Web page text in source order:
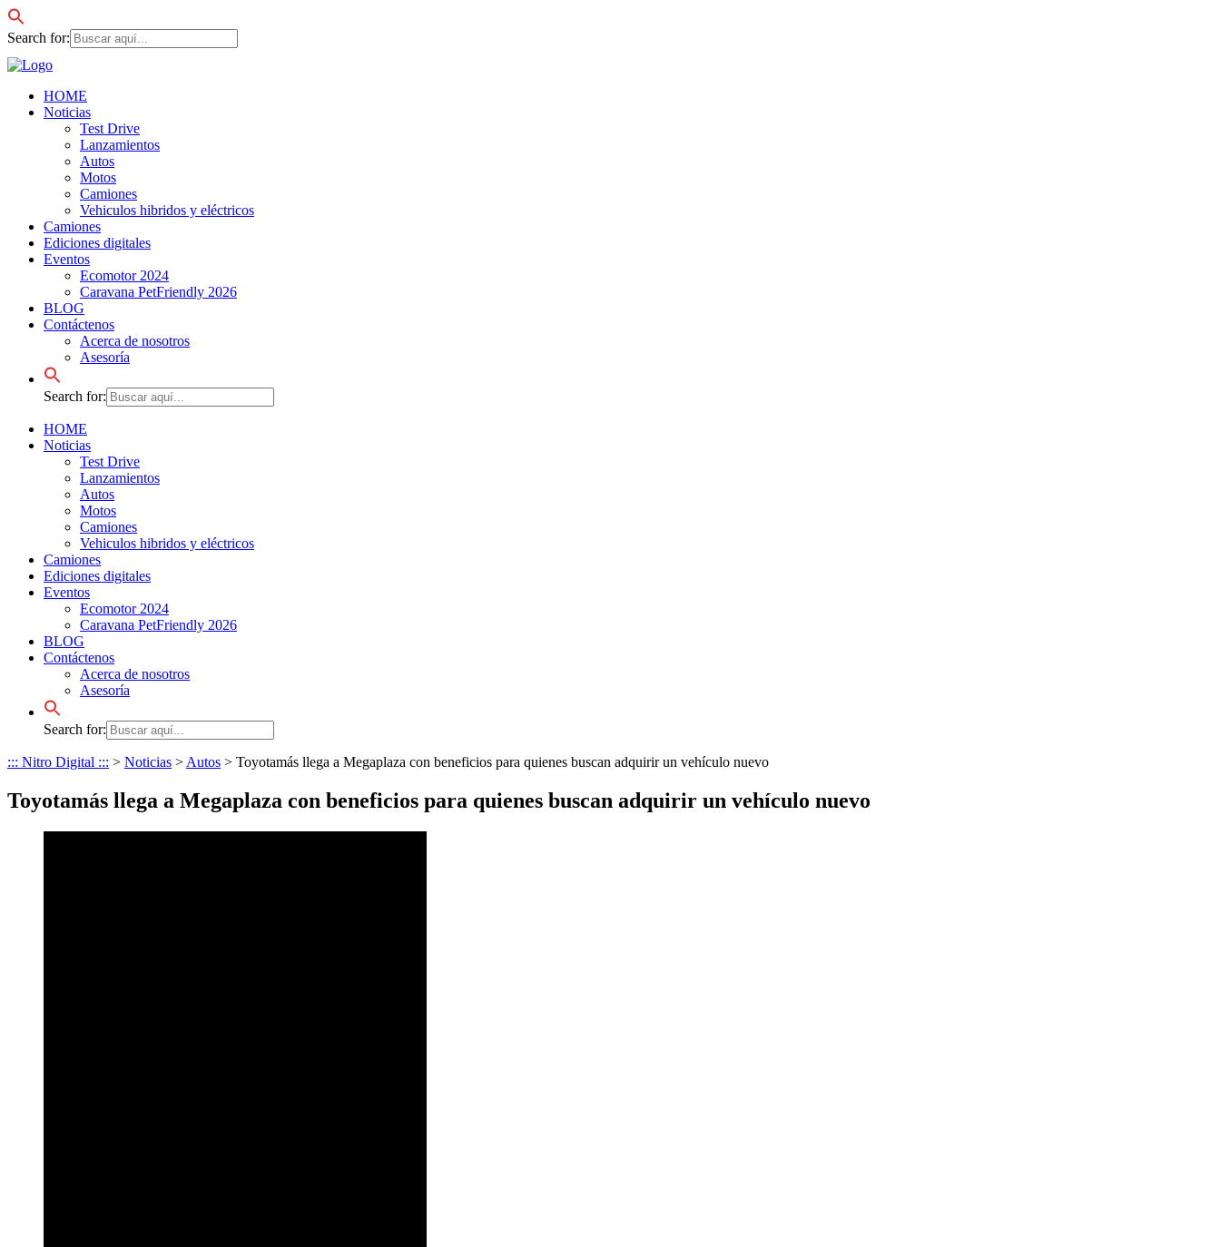
Search for:
HOME
Noticias
Test Drive
Lanzamientos
Autos
Motos
Camiones
Vehiculos hibridos y eléctricos
Camiones
Ediciones digitales
Eventos
Ecomotor 2024
Caravana PetFriendly 2026
BLOG
Contáctenos
Acerca de nosotros
Asesoría
Search for:
HOME
Noticias
Test Drive
Lanzamientos
Autos
Motos
Camiones
Vehiculos hibridos y eléctricos
Camiones
Ediciones digitales
Eventos
Ecomotor 2024
Caravana PetFriendly 2026
BLOG
Contáctenos
Acerca de nosotros
Asesoría
Search for:
::: Nitro Digital ::: > Noticias > Autos > Toyotamás llega a Megaplaza con beneficios para quienes buscan adquirir un vehículo nuevo
Toyotamás llega a Megaplaza con beneficios para quienes buscan adquirir un vehículo nuevo